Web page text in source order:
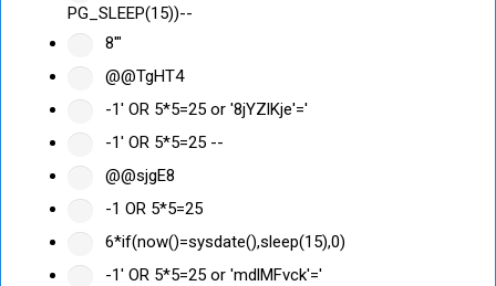
PG_SLEEP(15))--
8'"
@@TgHT4
-1' OR 5*5=25 or '8jYZlKje'='
-1' OR 5*5=25 --
@@sjgE8
-1 OR 5*5=25
6*if(now()=sysdate(),sleep(15),0)
-1' OR 5*5=25 or 'mdlMFvck'='